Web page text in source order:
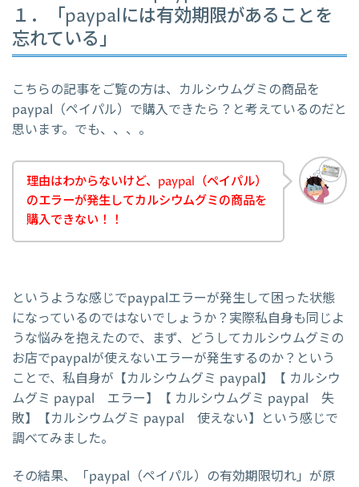
１．「paypalには有効期限があることを
忘れている」
こちらの記事をご覧の方は、カルシウムグミの商品を
paypal（ペイパル）で購入できたら？と考えているのだと
思います。でも、、、。
理由はわからないけど、paypal（ペイパル）
のエラーが発生してカルシウムグミの商品を
購入できない！！
というような感じでpaypalエラーが発生して困った状態
になっているのではないでしょうか？実際私自身も同じよ
うな悩みを抱えたので、まず、どうしてカルシウムグミの
お店でpaypalが使えないエラーが発生するのか？という
ことで、私自身が【カルシウムグミ paypal】【 カルシウ
ムグミ paypal エラー】【 カルシウムグミ paypal 失
敗】【カルシウムグミ paypal 使えない】という感じで
調べてみました。
その結果、「paypal（ペイパル）の有効期限切れ」が原